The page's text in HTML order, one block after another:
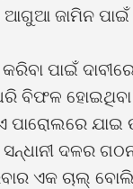
ଜାମିନ ପାଇଁ
ପାଇଁ
ବିଫଳ ହୋଇଥିବା
ପାରୋଲରେ ଯାଇ
ଦଳର
ଏକ ଚାଲ୍ ବୋଲି